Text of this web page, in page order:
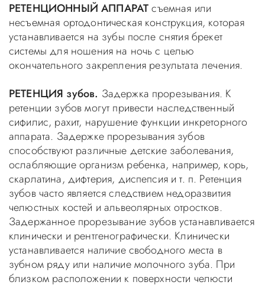
РЕТЕНЦИОННЫЙ АППАРАТсъемная или
несъемная ортодонтическая конструкция, которая
устанавливается на зубы после снятия брекет
системы для ношения на ночь с целью
окончательного закрепления результата лечения.
РЕТЕНЦИЯ зубов. Задержка прорезывания. К
ретенции зубов могут привести наследственный
сифилис, рахит, нарушение функции инкреторного
аппарата. Задержке прорезывания зубов
способствуют различные детские заболевания,
ослабляющие организм ребенка, например, корь,
скарлатина, дифтерия, диспепсия и т. п. Ретенция
зубов часто является следствием недоразвития
челюстных костей и альвеолярных отростков.
Задержанное прорезывание зубов устанавливается
клинически и рентгенографически. Клинически
устанавливается наличие свободного места в
зубном ряду или наличие молочного зуба. При
близком расположении к поверхности челюсти